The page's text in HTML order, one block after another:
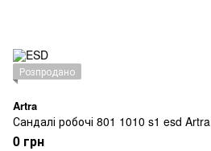
Розпродано
Artra
Сандалі робочі 801 1010 s1 esd Artra
0 грн